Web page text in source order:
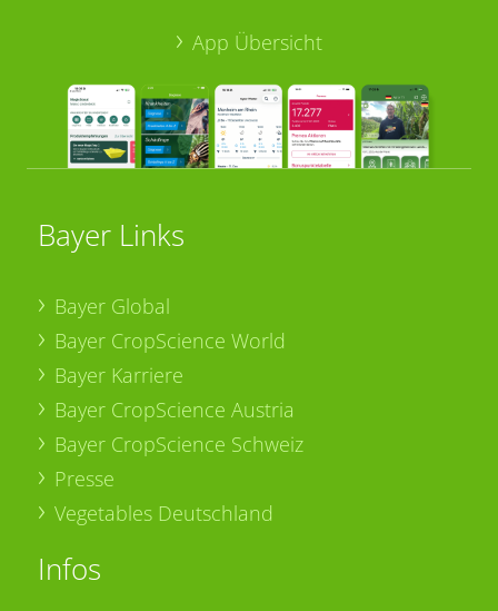
App Übersicht
Bayer Links
Bayer Global
Bayer CropScience World
Bayer Karriere
Bayer CropScience Austria
Bayer CropScience Schweiz
Presse
Vegetables Deutschland
Infos